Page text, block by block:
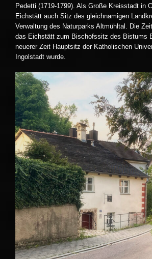
Pedetti (1719-1799). Als Große Kreisstadt in
Eichstätt auch Sitz des gleichnamigen
Verwaltung des Naturparks Altmühltal. Die
das Eichstätt zum Bischofssitz des Bistums
neuerer Zeit Hauptsitz der Katholischen
Ingolstadt wurde.